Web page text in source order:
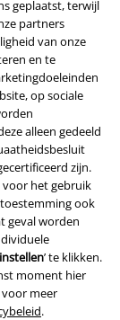
geplaatst, terwijl
partners
van onze
en te
op sociale
alleen gedeeld
zijn.
voor het gebruik
ook
geval worden
’ te klikken.
moment hier
voor meer
.
van alle nieuwe